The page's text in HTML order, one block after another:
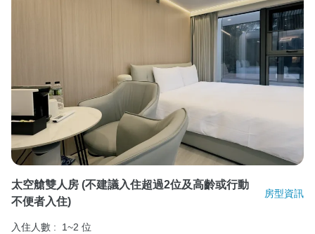
太空艙雙人房 (不建議入住超過2位及高齡或行動
不便者入住)
房型資訊
入住人數 :
1~2 位